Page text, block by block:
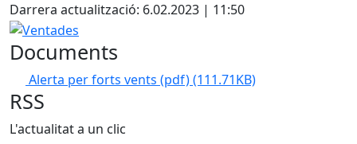
Darrera actualització: 6.02.2023 | 11:50
Ventades
Documents
Alerta per forts vents (pdf)(111.71KB)
RSS
L'actualitat a un clic